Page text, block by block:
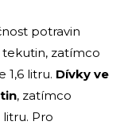
potravin
tekutin, zatímco
1,6 litru. Dívky ve
, zatímco
Pro